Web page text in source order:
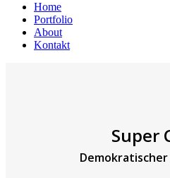
Home
Portfolio
About
Kontakt
Super